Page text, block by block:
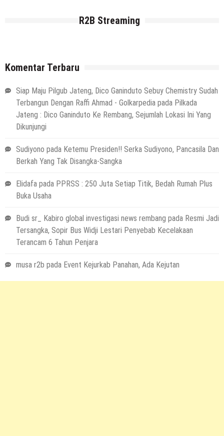
R2B Streaming
Komentar Terbaru
Siap Maju Pilgub Jateng, Dico Ganinduto Sebuy Chemistry Sudah
Terbangun Dengan Raffi Ahmad - Golkarpedia pada Pilkada
Jateng : Dico Ganinduto Ke Rembang, Sejumlah Lokasi Ini Yang
Dikunjungi
Sudiyono pada Ketemu Presiden!! Serka Sudiyono, Pancasila Dan
Berkah Yang Tak Disangka-Sangka
Elidafa pada PPRSS : 250 Juta Setiap Titik, Bedah Rumah Plus
Buka Usaha
Budi sr_ Kabiro global investigasi news rembang pada Resmi Jadi
Tersangka, Sopir Bus Widji Lestari Penyebab Kecelakaan
Terancam 6 Tahun Penjara
musa r2b pada Event Kejurkab Panahan, Ada Kejutan